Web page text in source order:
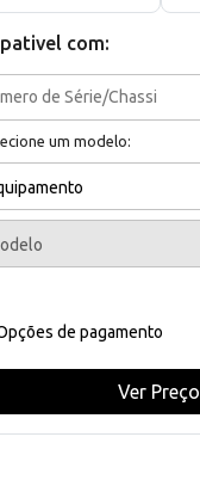
com:
um modelo:
de pagamento
Ver Preço